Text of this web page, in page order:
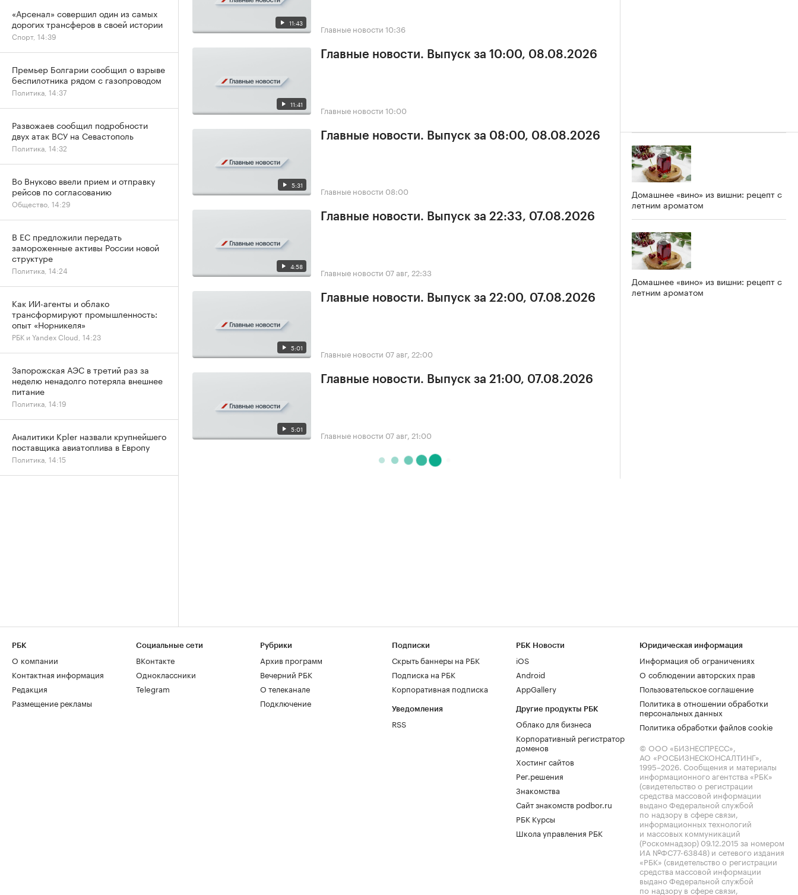
11:43 Главные новости 10:36
11:41
Главные новости. Выпуск за 10:00, 08.08.2026
Главные новости 10:00
5:31
Главные новости. Выпуск за 08:00, 08.08.2026
Главные новости 08:00
4:58
Главные новости. Выпуск за 22:33, 07.08.2026
Главные новости 07 авг, 22:33
5:01
Главные новости. Выпуск за 22:00, 07.08.2026
Главные новости 07 авг, 22:00
5:01
Главные новости. Выпуск за 21:00, 07.08.2026
Главные новости 07 авг, 21:00
Домашнее «вино» из вишни: рецепт с
летним ароматом
Домашнее «вино» из вишни: рецепт с
летним ароматом
«Арсенал» совершил один из самых
дорогих трансферов в своей истории
Спорт, 14:39
Премьер Болгарии сообщил о взрыве
беспилотника рядом с газопроводом
Политика, 14:37
Развожаев сообщил подробности
двух атак ВСУ на Севастополь
Политика, 14:32
Во Внуково ввели прием и отправку
рейсов по согласованию
Общество, 14:29
В ЕС предложили передать
замороженные активы России новой
структуре
Политика, 14:24
Как ИИ-агенты и облако
трансформируют промышленность:
опыт «Норникеля»
РБК и Yandex Cloud, 14:23
Запорожская АЭС в третий раз за
неделю ненадолго потеряла внешнее
питание
Политика, 14:19
Аналитики Kpler назвали крупнейшего
поставщика авиатоплива в Европу
Политика, 14:15
РБК
О компании
Контактная информация
Редакция
Размещение рекламы
Социальные сети
ВКонтакте
Одноклассники
Telegram
Рубрики
Архив программ
Вечерний РБК
О телеканале
Подключение
Подписки
Скрыть баннеры на РБК
Подписка на РБК
Корпоративная подписка
Уведомления
RSS
РБК Новости
iOS
Android
AppGallery
Другие продукты РБК
Облако для бизнеса
Корпоративный регистратор
доменов
Хостинг сайтов
Рег.решения
Знакомства
Сайт знакомств podbor.ru
РБК Курсы
Школа управления РБК
Юридическая информация
Информация об ограничениях
О соблюдении авторских прав
Пользовательское соглашение
Политика в отношении обработки
персональных данных
Политика обработки файлов cookie
© ООО «БИЗНЕСПРЕСС»,
АО «РОСБИЗНЕСКОНСАЛТИНГ»,
1995–2026. Сообщения и материалы
информационного агентства «РБК»
(свидетельство о регистрации
средства массовой информации
выдано Федеральной службой
по надзору в сфере связи,
информационных технологий
и массовых коммуникаций
(Роскомнадзор) 09.12.2015 за номером
ИА №ФС77-63848) и сетевого издания
«РБК» (свидетельство о регистрации
средства массовой информации
выдано Федеральной службой
по надзору в сфере связи,